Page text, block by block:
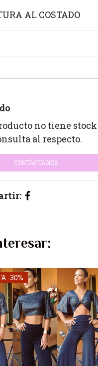
AL COSTADO
no tiene
al respecto.
CONTÁCTANOS
-30%